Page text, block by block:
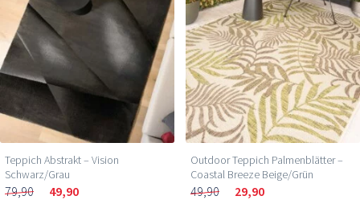
Teppich Abstrakt – Vision
Schwarz/Grau
79,90 49,90
Outdoor Teppich Palmenblätter –
Coastal Breeze Beige/Grün
49,90 29,90